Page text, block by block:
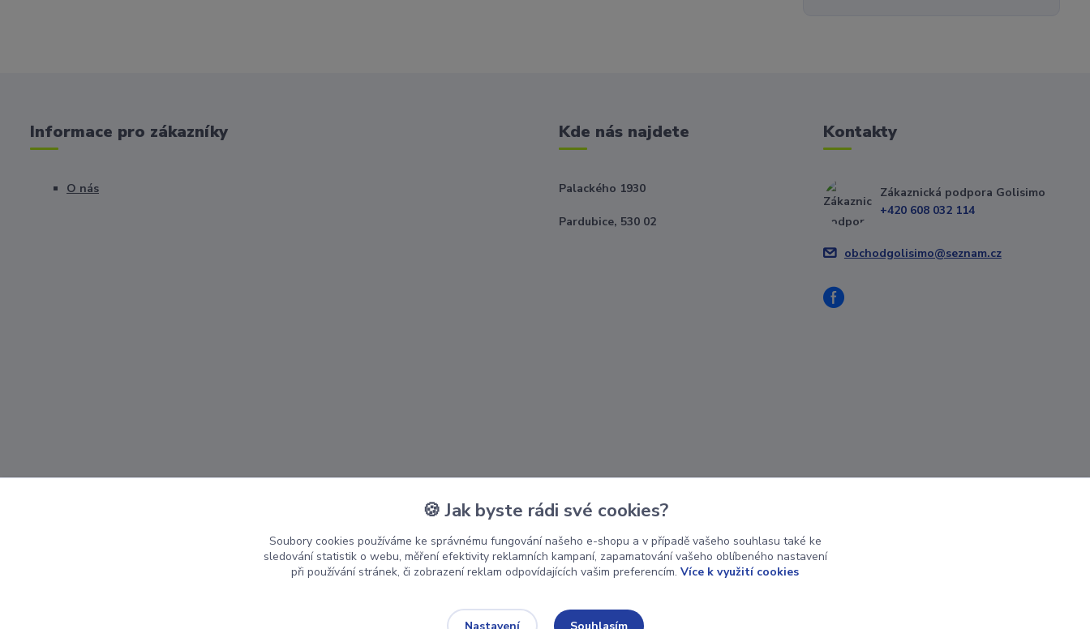
Informace pro zákazníky
O nás
Kde nás najdete
Palackého 1930
Pardubice, 530 02
Kontakty
Zákaznická podpora Golisimo
+420 608 032 114
obchodgolisimo@seznam.cz
🍪 Jak byste rádi své cookies?
Soubory cookies používáme ke správnému fungování našeho e-shopu a v případě vašeho souhlasu také ke
sledování statistik o webu, měření efektivity reklamních kampaní, zapamatování vašeho oblíbeného nastavení
při používání stránek, či zobrazení reklam odpovídajících vašim preferencím. Více k využití cookies
Souhlasím